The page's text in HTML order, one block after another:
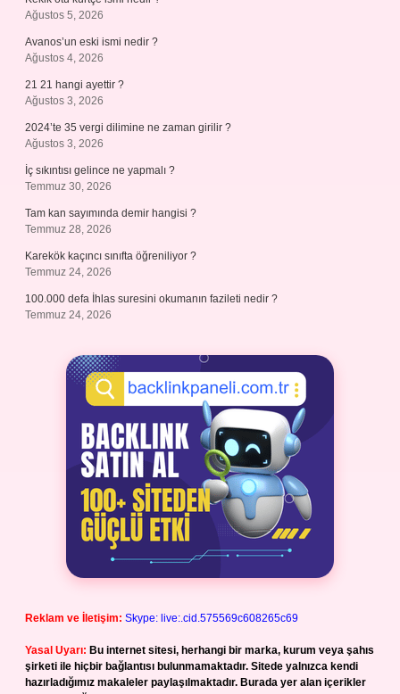
Ağustos 5, 2026
Avanos’un eski ismi nedir ?
Ağustos 4, 2026
21 21 hangi ayettir ?
Ağustos 3, 2026
2024’te 35 vergi dilimine ne zaman girilir ?
Ağustos 3, 2026
İç sıkıntısı gelince ne yapmalı ?
Temmuz 30, 2026
Tam kan sayımında demir hangisi ?
Temmuz 28, 2026
Karekök kaçıncı sınıfta öğreniliyor ?
Temmuz 24, 2026
100.000 defa İhlas suresini okumanın fazileti nedir ?
Temmuz 24, 2026
Reklam ve İletişim: Skype: live:.cid.575569c608265c69
Yasal Uyarı: Bu internet sitesi, herhangi bir marka, kurum veya şahıs
şirketi ile hiçbir bağlantısı bulunmamaktadır. Sitede yalnızca kendi
hazırladığımız makaleler paylaşılmaktadır. Burada yer alan içerikler